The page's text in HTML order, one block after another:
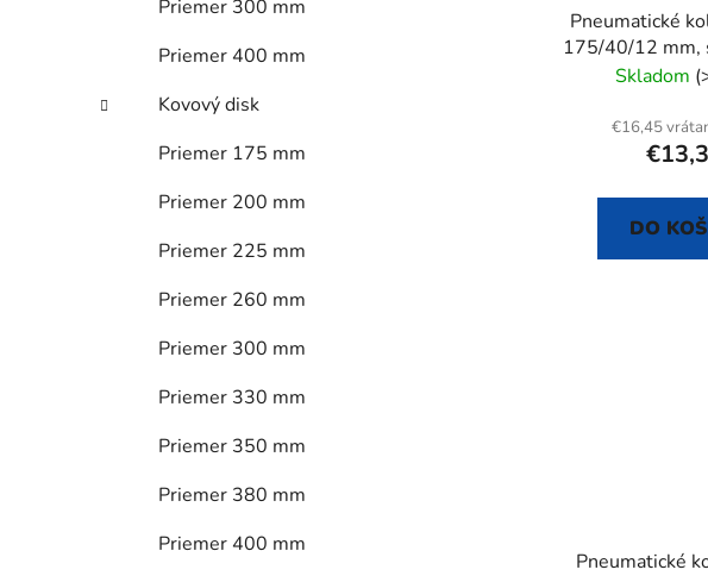
Priemer 300 mm
Priemer 400 mm
Kovový disk
Priemer 175 mm
Priemer 200 mm
Priemer 225 mm
Priemer 260 mm
Priemer 300 mm
Priemer 330 mm
Priemer 350 mm
Priemer 380 mm
Priemer 400 mm
Pneumatické
175/40/12 mm,
Skladom
€16,45
DO
Pneumatické